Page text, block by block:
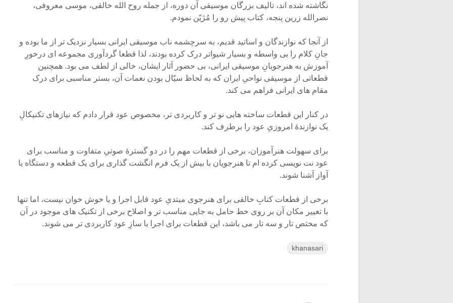
نگاشته شده اند، تالیف بزرگان موسیقی آن دوره، از جمله روح الله خالقی، موسی معروفی،
نصرالله زرین پنجه، کتاب پیش رو را مُزَیّن نمودم.
از آنجا که نوازندگان و اساتید قدیم، به سرچشمه ناب موسیقی ایرانی بسیار نزدیک تر از ما بوده و
جانِ کلام را بی واسطه و بسیار شیواتر درک کرده بودند، لذا قطعا گردآوری مجموعه ای درخورِ
آموزش به هنرجویانِ موسیقی ایرانی، بی حضور آثار ایشان، خالی از لطف می بود. همچنین
قطعاتی از موسیقی نواحیِ ایران که به لحاظ سیّال بودن نغمات آن، بستر مناسبی برای درک
مقام های ایرانی فراهم می کند.
در کنار این قطعات ساخته هایی نو تر و کاربردی تر، مخصوص عود قرار دادم که نیازهای تکنیکالِ
یک نوازندۀ امروزیِ عود را برطرف کند.
برای سهولت هنرآموزان، برخی از قطعات مهم را در دو گسترۀ صوتیِ متفاوت و مناسب برای
عود نت نویسی کرده ام تا هنرجویان با بیش از یک فرم انگشت گذاری برای یک قطعه و دستگاه یا
آواز آشنا شوند.
برخی از قطعات کتابِ خالقی برای هنرجوی مبتدیِ عود قابل اجرا و یا خوش خوان نیست، اما تنها
با تغییر مکان آن بر روی خط حامل به جایی مناسب تر و اصلاح برخی از تکنیک های موجود در آن
که مختص تار و سه تار می باشد، این قطعات برای اجرا با سازِ عود کاربردی تر می شوند.
khanasari